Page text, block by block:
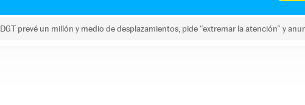
prevé un millón y medio de desplazamientos, pide “extremar la atención” y